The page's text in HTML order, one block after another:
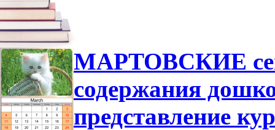
МАРТОВСКИЕ
содержания
представление